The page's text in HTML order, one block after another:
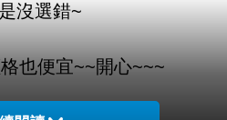
沒選錯~
也便宜~~開心~~~